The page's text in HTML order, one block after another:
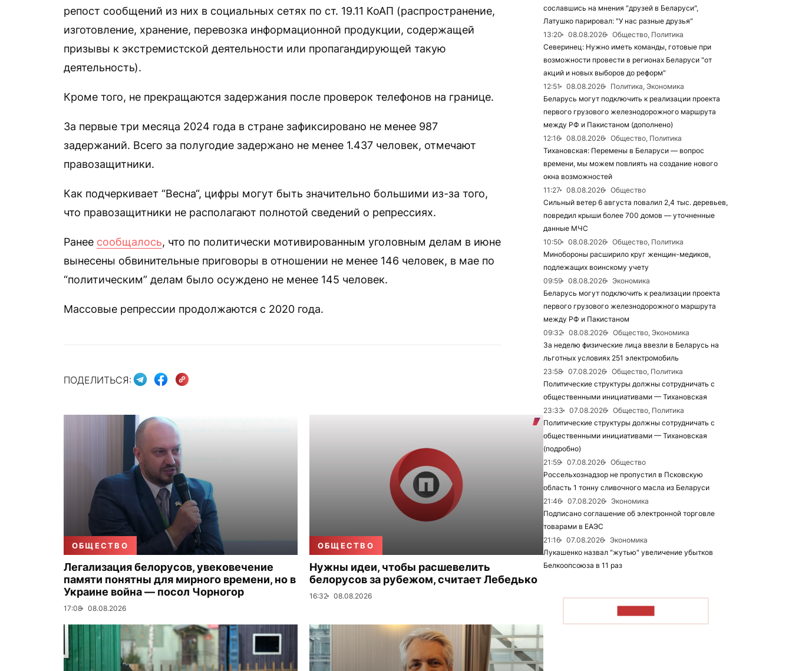
репост сообщений из них в социальных сетях по ст. 19.11 КоАП (распространение,
изготовление, хранение, перевозка информационной продукции, содержащей
призывы к экстремистской деятельности или пропагандирующей такую
деятельность).
Кроме того, не прекращаются задержания после проверок телефонов на границе.
За первые три месяца 2024 года в стране зафиксировано не менее 987
задержаний. Всего за полугодие задержано не менее 1.437 человек, отмечают
правозащитники.
Как подчеркивает “Весна“, цифры могут быть значительно большими из-за того,
что правозащитники не располагают полнотой сведений о репрессиях.
Ранее сообщалось, что по политически мотивированным уголовным делам в июне
вынесены обвинительные приговоры в отношении не менее 146 человек, в мае по
“политическим” делам было осуждено не менее 145 человек.
Массовые репрессии продолжаются с 2020 года.
ПОДЕЛИТЬСЯ:
ОБЩЕСТВО
Легализация белорусов, увековечение
памяти понятны для мирного времени, но в
Украине война — посол Чорногор
17:08 08.08.2026
ОБЩЕСТВО
Нужны идеи, чтобы расшевелить
белорусов за рубежом, считает Лебедько
16:32 08.08.2026
сославшись на мнения "друзей в Беларуси",
Латушко парировал: "У нас разные друзья"
13:20
08.08.2026
Общество, Политика
Северинец: Нужно иметь команды, готовые при
возможности провести в регионах Беларуси "от
акций и новых выборов до реформ"
12:51
08.08.2026
Политика, Экономика
Беларусь могут подключить к реализации проекта
первого грузового железнодорожного маршрута
между РФ и Пакистаном (дополнено)
12:16
08.08.2026
Общество, Политика
Тихановская: Перемены в Беларуси — вопрос
времени, мы можем повлиять на создание нового
окна возможностей
11:27
08.08.2026
Общество
Сильный ветер 6 августа повалил 2,4 тыс. деревьев,
повредил крыши более 700 домов — уточненные
данные МЧС
10:50
08.08.2026
Общество, Политика
Минобороны расширило круг женщин-медиков,
подлежащих воинскому учету
09:59
08.08.2026
Экономика
Беларусь могут подключить к реализации проекта
первого грузового железнодорожного маршрута
между РФ и Пакистаном
09:32
08.08.2026
Общество, Экономика
За неделю физические лица ввезли в Беларусь на
льготных условиях 251 электромобиль
23:58
07.08.2026
Общество, Политика
Политические структуры должны сотрудничать с
общественными инициативами — Тихановская
23:33
07.08.2026
Общество, Политика
Политические структуры должны сотрудничать с
общественными инициативами — Тихановская
(подробно)
21:59
07.08.2026
Общество
Россельхознадзор не пропустил в Псковскую
область 1 тонну сливочного масла из Беларуси
21:46
07.08.2026
Экономика
Подписано соглашение об электронной торговле
товарами в ЕАЭС
21:16
07.08.2026
Экономика
Лукашенко назвал "жутью" увеличение убытков
Белкоопсоюза в 11 раз